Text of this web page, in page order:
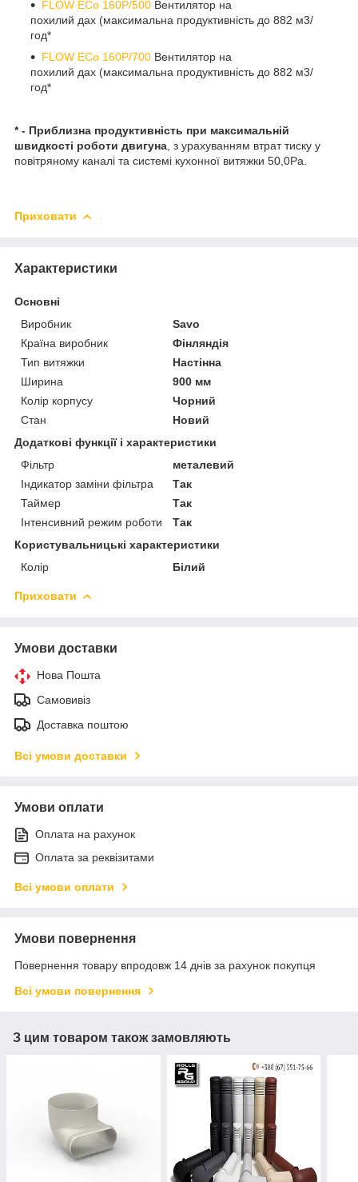
FLOW ECo 160P/500 Вентилятор на
похилий дах (максимальна продуктивність до 882 м3/
год*
FLOW ECo 160P/700 Вентилятор на
похилий дах (максимальна продуктивність до 882 м3/
год*
* - Приблизна продуктивність при максимальній
швидкості роботи двигуна , з урахуванням втрат тиску у
повітряному каналі та системі кухонної витяжки 50,0Ра.
Приховати
Характеристики
Основні
Виробник
Savo
Країна виробник
Фінляндія
Тип витяжки
Настінна
Ширина
900 мм
Колір корпусу
Чорний
Стан
Новий
Додаткові функції і характеристики
Фільтр
металевий
Індикатор заміни фільтра
Так
Таймер
Так
Інтенсивний режим роботи
Так
Користувальницькі характеристики
Колір
Білий
Приховати
Умови доставки
Нова Пошта
Самовивіз
Доставка поштою
Всі умови доставки
Умови оплати
Оплата на рахунок
Оплата за реквізитами
Всі умови оплати
Умови повернення
Повернення товару впродовж 14 днів за рахунок покупця
Всі умови повернення
З цим товаром також замовляють